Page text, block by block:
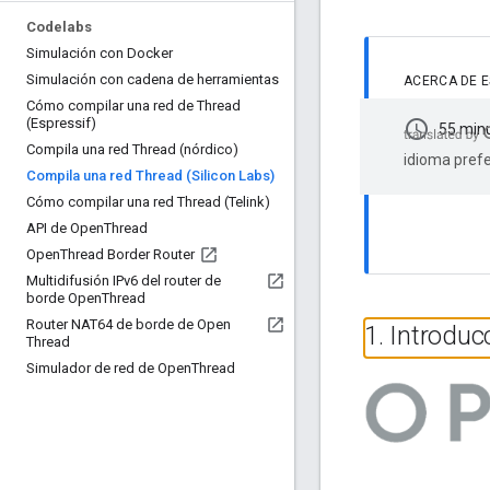
Codelabs
Simulación con Docker
Simulación con cadena de herramientas
Cómo compilar una red de Thread
(Espressif)
Compila una red Thread (nórdico)
Compila una red Thread (Silicon Labs)
Cómo compilar una red Thread (Telink)
API de OpenThread
OpenThread Border Router
Multidifusión IPv6 del router de
borde OpenThread
Router NAT64 de borde de Open
Thread
Simulador de red de OpenThread
ACERCA DE
schedule 55
idioma
1.